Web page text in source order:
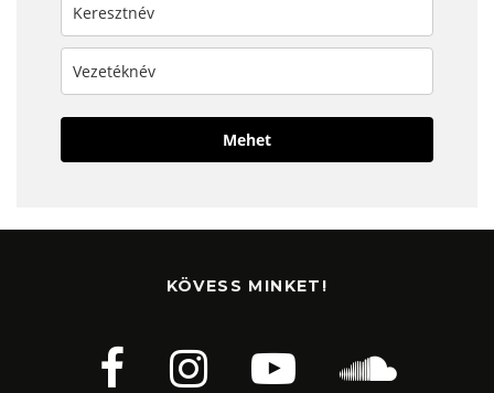
Mehet
KÖVESS MINKET!